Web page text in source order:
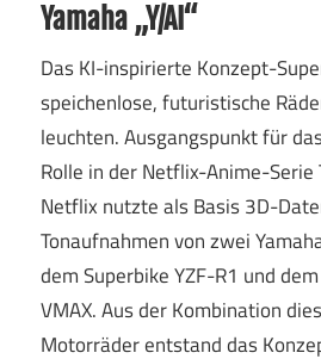
Yamaha „Y/AI“
Das KI-inspirierte Konzept-
speichenlose, futuristische
leuchten. Ausgangspunkt für
Rolle in der Netflix-Anime-Serie
Netflix nutzte als Basis 3D-
Tonaufnahmen von zwei
dem Superbike YZF-R1 und
VMAX. Aus der Kombination
Motorräder entstand das